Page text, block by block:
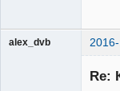
alex_dvb
Re: